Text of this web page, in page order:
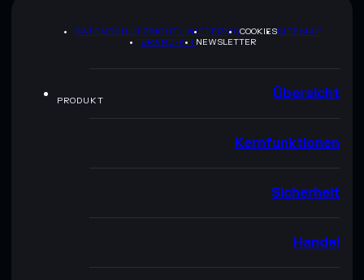
DATENSCHUTZRICHTLINIETERMSCOOKIESSITEMAP
BRAND-KITNEWSLETTER
PRODUKT Übersicht
Kernfunktionen
Sicherheit
Handel